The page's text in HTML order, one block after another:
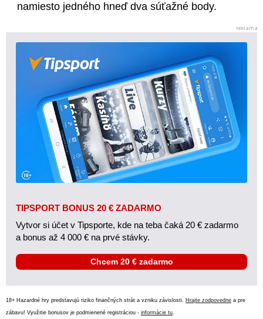
namiesto jedného hneď dva súťažné body.
TIPSPORT BONUS 20 € ZADARMO
Vytvor si účet v Tipsporte, kde na teba čaká 20 € zadarmo
a bonus až 4 000 € na prvé stávky.
Chcem 20 € zadarmo
18+ Hazardné hry predstavujú riziko finančných strát a vzniku závislosti. Hrajte zodpovedne a pre
zábavu! Využitie bonusov je podmienené registráciou - informácie tu.